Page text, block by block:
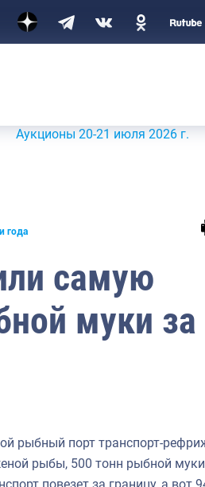
20-21 июля 2026 г. На
года
самую
муки за
рыбный порт транспорт-
рыбы, 500 тонн рыбной